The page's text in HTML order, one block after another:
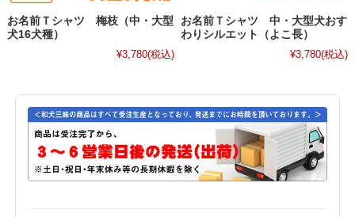
お名前Ｔシャツ 梅枝（中・大型
犬16犬種）
¥3,780(税込)
お名前Ｔシャツ 中・大型犬おす
わりシルエット（よこ長）
¥3,780(税込)